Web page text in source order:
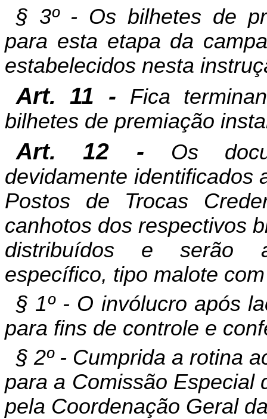
§ 3º - Os bilhetes de
para esta etapa da
estabelecidos nesta
Art. 11 - Fica
bilhetes de premiação
Art. 12 - Os
devidamente identificados
Postos de Trocas
canhotos dos respectivos
distribuídos e serão
específico, tipo malote
§ 1º - O invólucro após
para fins de controle e
§ 2º - Cumprida a rotina
para a Comissão Especial
pela Coordenação Geral